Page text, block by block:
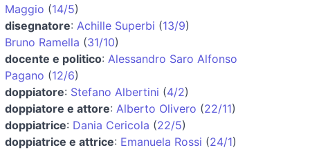
Maggio (14/5)
disegnatore: Achille Superbi (13/9)
Bruno Ramella (31/10)
docente e politico: Alessandro Saro Alfonso
Pagano (12/6)
doppiatore: Stefano Albertini (4/2)
doppiatore e attore: Alberto Olivero (22/11)
doppiatrice: Dania Cericola (22/5)
doppiatrice e attrice: Emanuela Rossi (24/1)